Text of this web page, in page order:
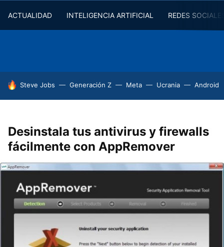
ACTUALIDAD INTELIGENCIA ARTIFICIAL REDES
HOY SE HABLA DE
Steve Jobs Generación Z Meta Ucrania Android
Desinstala tus antivirus y firewalls
fácilmente con AppRemover